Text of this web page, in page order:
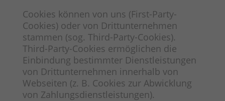
Cookies können von uns (First-Party-
Cookies) oder von Drittunternehmen
stammen (sog. Third-Party-Cookies).
Third-Party-Cookies ermöglichen die
Einbindung bestimmter Dienstleistungen
von Drittunternehmen innerhalb von
Webseiten (z. B. Cookies zur Abwicklung
von Zahlungsdienstleistungen).